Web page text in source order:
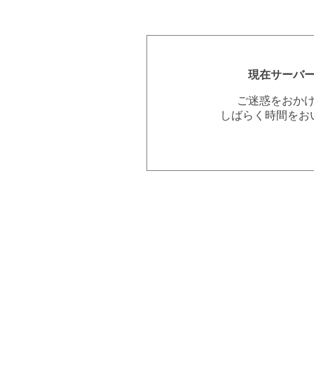
現在サーバ
ご迷惑をおか
しばらく時間を